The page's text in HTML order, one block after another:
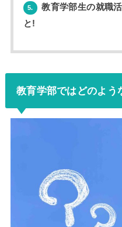
5.
教育学部生の就職
と!
教育学部ではどのよう